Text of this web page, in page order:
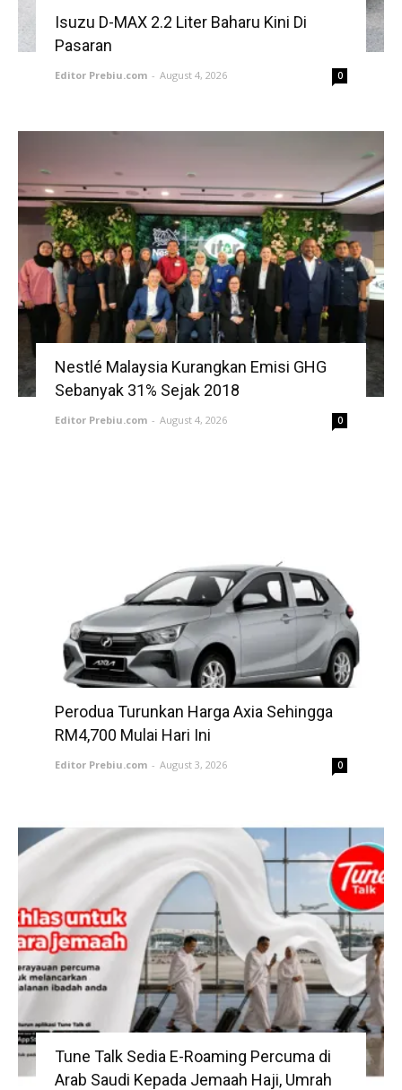
Isuzu D-MAX 2.2 Liter Baharu Kini Di
Pasaran
Editor Prebiu.com - August 4, 2026 0
Nestlé Malaysia Kurangkan Emisi GHG
Sebanyak 31% Sejak 2018
Editor Prebiu.com - August 4, 2026 0
Perodua Turunkan Harga Axia Sehingga
RM4,700 Mulai Hari Ini
Editor Prebiu.com - August 3, 2026 0
Tune Talk Sedia E-Roaming Percuma di
Arab Saudi Kepada Jemaah Haji, Umrah